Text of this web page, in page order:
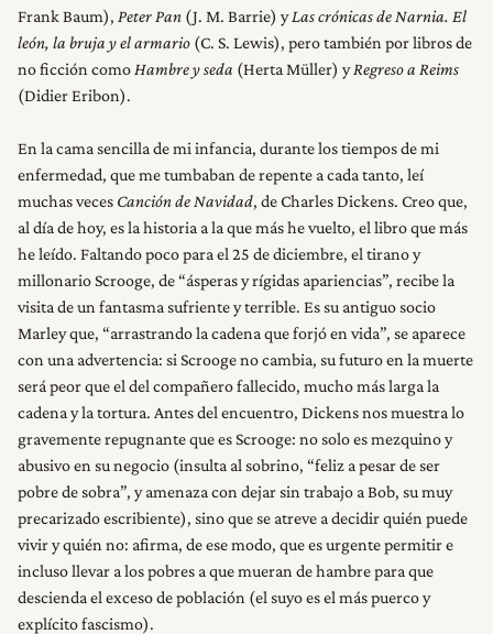
Frank Baum), Peter Pan (J. M. Barrie) yLas crónicas de Narnia. El
león, la bruja y el armario (C. S. Lewis), pero también por libros de
no ficción como Hambre y seda (Herta Müller) yRegreso a Reims
(Didier Eribon).
En la cama sencilla de mi infancia, durante los tiempos de mi
enfermedad, que me tumbaban de repente a cada tanto, leí
muchas veces Canción de Navidad, de Charles Dickens. Creo que,
al día de hoy, es la historia a la que más he vuelto, el libro que más
he leído. Faltando poco para el 25 de diciembre, el tirano y
millonario Scrooge, de “ásperas y rígidas apariencias”, recibe la
visita de un fantasma sufriente y terrible. Es su antiguo socio
Marley que, “arrastrando la cadena que forjó en vida”, se aparece
con una advertencia: si Scrooge no cambia, su futuro en la muerte
será peor que el del compañero fallecido, mucho más larga la
cadena y la tortura. Antes del encuentro, Dickens nos muestra lo
gravemente repugnante que es Scrooge: no solo es mezquino y
abusivo en su negocio (insulta al sobrino, “feliz a pesar de ser
pobre de sobra”, y amenaza con dejar sin trabajo a Bob, su muy
precarizado escribiente), sino que se atreve a decidir quién puede
vivir y quién no: afirma, de ese modo, que es urgente permitir e
incluso llevar a los pobres a que mueran de hambre para que
descienda el exceso de población (el suyo es el más puerco y
explícito fascismo).